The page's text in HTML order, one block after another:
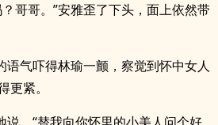
哥哥。”安雅歪了下头，面上依然带
语气吓得林瑜一颤，察觉到怀中女人
更紧。